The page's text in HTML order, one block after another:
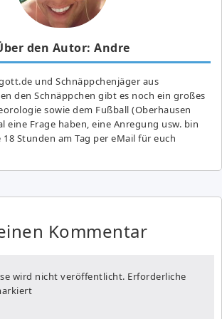
den Autor: Andre
und Schnäppchenjäger aus
den Schnäppchen gibt es noch ein großes
sowie dem Fußball (Oberhausen
eine Frage haben, eine Anregung usw. bin
Stunden am Tag per eMail für euch
Kommentar
wird nicht veröffentlicht. Erforderliche